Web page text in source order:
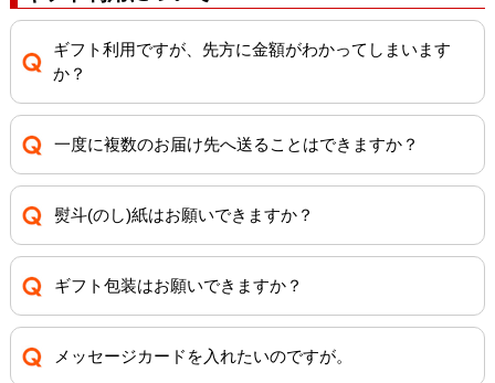
ギフト利用ですが、先方に金額がわかってしまいます
か？
一度に複数のお届け先へ送ることはできますか？
熨斗(のし)紙はお願いできますか？
ギフト包装はお願いできますか？
メッセージカードを入れたいのですが。